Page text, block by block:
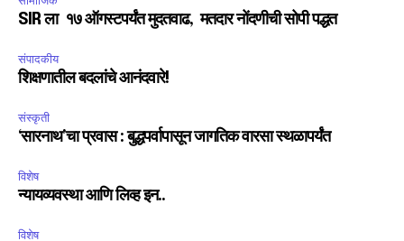
SIR ला १७ ऑगस्टपर्यंत मुदतवाढ, मतदार नोंदणीची सोपी पद्धत
संपादकीय
शिक्षणातील बदलांचे आनंदवारे!
संस्कृती
‘सारनाथ’चा प्रवास : बुद्धपर्वापासून जागतिक वारसा स्थळापर्यंत
विशेष
न्यायव्यवस्था आणि लिव्ह इन..
विशेष